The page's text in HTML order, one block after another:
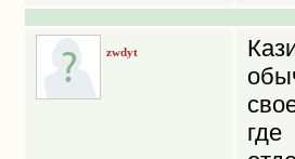
zwdyt